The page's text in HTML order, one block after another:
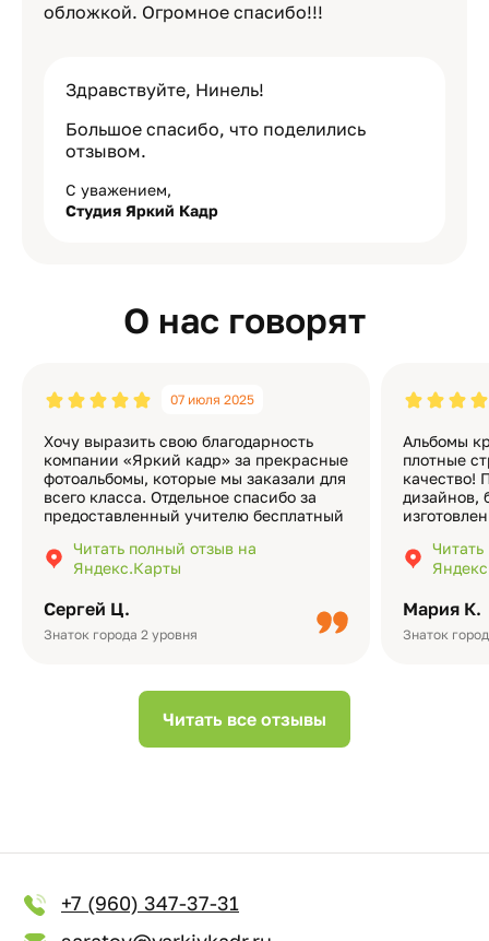
обложкой. Огромное спасибо!!!
Здравствуйте, Нинель!
Большое спасибо, что поделились
отзывом.
С уважением,
Студия Яркий Кадр
О нас говорят
Сергей Ц.
Знаток города 2 уровня
07 июля 2025
Хочу выразить свою благодарность
компании «Яркий кадр» за прекрасные
фотоальбомы, которые мы заказали для
всего класса. Отдельное спасибо за
предоставленный учителю бесплатный
подчёркивает значимость события.
Качество альбомов на высшем уровне:
Читать полный отзыв на
Яндекс.Карты
Мария К.
Знаток
Альбомы
плотные
качество!
дизайнов,
добавить
видео с
Читать все отзывы
+7 (960) 347-37-31